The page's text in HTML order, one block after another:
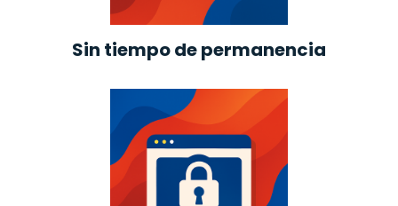
Sin tiempo de permanencia